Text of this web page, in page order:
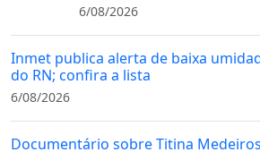
6/08/2026
Inmet publica alerta de baixa
do RN; confira a lista
6/08/2026
Documentário sobre Titina